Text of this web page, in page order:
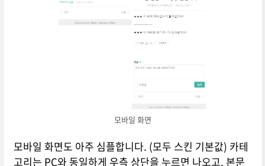
모바일 화면
모바일 화면도 아주 심플합니다. (모두 스킨 기본값) 카테
고리는 PC와 동일하게 우측 상단을 누르면 나오고, 본문